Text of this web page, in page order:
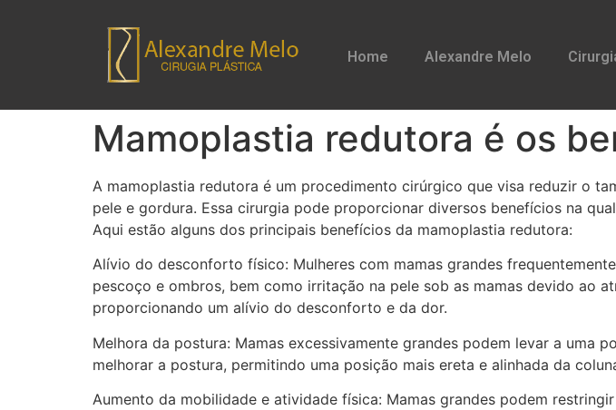
Home Alexandre Melo
Mamoplastia redutora é os
A mamoplastia redutora é um procedimento cirúrgico que visa reduzir o
pele e gordura. Essa cirurgia pode proporcionar diversos benefícios na
Aqui estão alguns dos principais benefícios da mamoplastia redutora:
Alívio do desconforto físico: Mulheres com mamas grandes
pescoço e ombros, bem como irritação na pele sob as mamas devido ao
proporcionando um alívio do desconforto e da dor.
Melhora da postura: Mamas excessivamente grandes podem levar a uma
melhorar a postura, permitindo uma posição mais ereta e alinhada da
Aumento da mobilidade e atividade física: Mamas grandes podem